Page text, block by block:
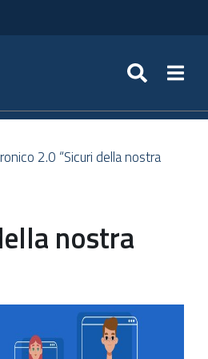
2.0 “Sicuri della nostra
nostra